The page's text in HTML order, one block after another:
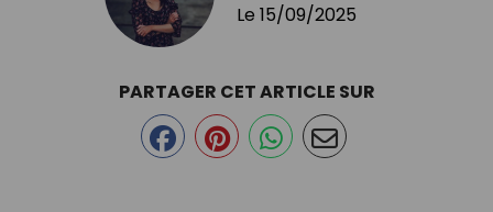
Le 15/09/2025
PARTAGER CET ARTICLE SUR